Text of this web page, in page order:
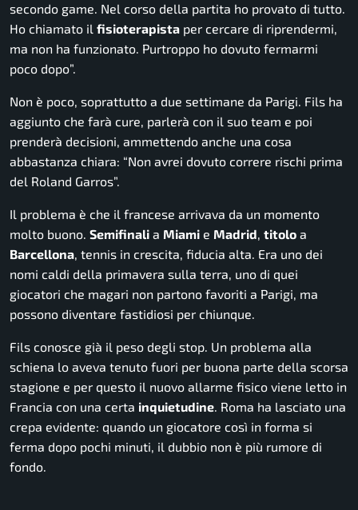
secondo game. Nel corso della partita ho provato di tutto.
Ho chiamato il fisioterapista per cercare di riprendermi,
ma non ha funzionato. Purtroppo ho dovuto fermarmi
poco dopo”.
Non è poco, soprattutto a due settimane da Parigi. Fils ha
aggiunto che farà cure, parlerà con il suo team e poi
prenderà decisioni, ammettendo anche una cosa
abbastanza chiara: “Non avrei dovuto correre rischi prima
del Roland Garros”.
Il problema è che il francese arrivava da un momento
molto buono. Semifinali a Miami e Madrid, titolo a
Barcellona, tennis in crescita, fiducia alta. Era uno dei
nomi caldi della primavera sulla terra, uno di quei
giocatori che magari non partono favoriti a Parigi, ma
possono diventare fastidiosi per chiunque.
Fils conosce già il peso degli stop. Un problema alla
schiena lo aveva tenuto fuori per buona parte della scorsa
stagione e per questo il nuovo allarme fisico viene letto in
Francia con una certa inquietudine. Roma ha lasciato una
crepa evidente: quando un giocatore così in forma si
ferma dopo pochi minuti, il dubbio non è più rumore di
fondo.